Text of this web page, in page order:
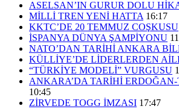
ASELSAN’IN GURUR DOLU
MİLLİ TREN YENİ HATTA 16:17
KKTC’DE 20 TEMMUZ COŞKUSU
İSPANYA DÜNYA ŞAMPİYONU
NATO’DAN TARİHİ ANKARA
KÜLLİYE’DE LİDERLERDEN
“TÜRKİYE MODELİ” VURGUSU
ANKARA’DA TARİHİ
10:45
ZİRVEDE TOGG İMZASI 17:47